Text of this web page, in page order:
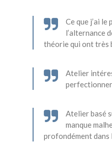
Ce que j’ai le
l’alternance
théorie qui ont très
Atelier
Atelier basé
manque
profondément dans